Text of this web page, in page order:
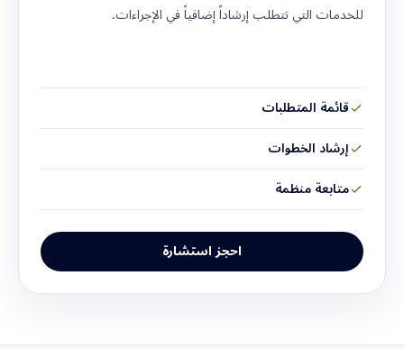
للخدمات التي تتطلب إرشاداً إضافياً في الإجراءات.
قائمة المتطلبات
إرشاد الخطوات
متابعة منظمة
احجز استشارة